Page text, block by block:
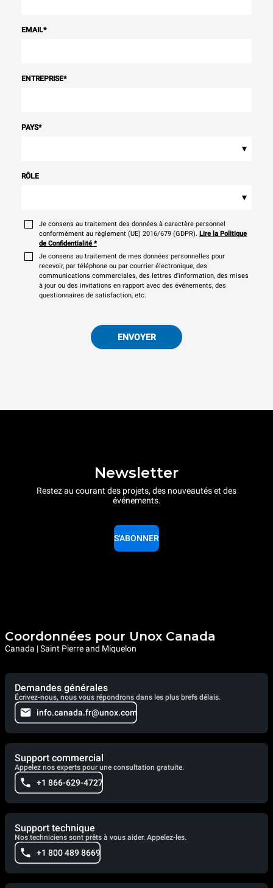
EMAIL*
ENTREPRISE*
PAYS*
▾
RÔLE
▾
Je consens au traitement des données à caractère personnel
conformément au règlement (UE) 2016/679 (GDPR). Lire la Politique
de Confidentialité *
Je consens au traitement de mes données personnelles pour
recevoir, par téléphone ou par courrier électronique, des
communications commerciales, des lettres d'information, des mises
à jour ou des invitations en rapport avec des événements, des
questionnaires de satisfaction, etc.
ENVOYER
Newsletter
Restez au courant des projets, des nouveautés et des
événements.
S'ABONNER
Coordonnées pour Unox Canada
Canada | Saint Pierre and Miquelon
Demandes générales
Écrivez-nous, nous vous répondrons dans les plus brefs délais.
info.canada.fr@unox.com
Support commercial
Appelez nos experts pour une consultation gratuite.
+1 866-629-4727
Support technique
Nos techniciens sont prêts à vous aider. Appelez-les.
+1 800 489 8669